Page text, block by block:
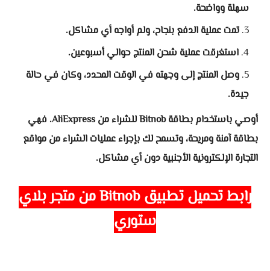
سهلة وواضحة.
تمت عملية الدفع بنجاح، ولم أواجه أي مشاكل.
استغرقت عملية شحن المنتج حوالي أسبوعين.
وصل المنتج إلى وجهته في الوقت المحدد، وكان في حالة
جيدة.
أوصي باستخدام بطاقة Bitnob للشراء من AliExpress. فهي
بطاقة آمنة ومريحة، وتسمح لك بإجراء عمليات الشراء من مواقع
التجارة الإلكترونية الأجنبية دون أي مشاكل.
رابط تحميل تطبيق Bitnob من متجر بلاي
ستوري